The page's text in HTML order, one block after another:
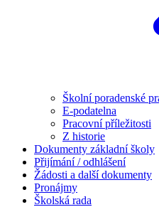
Školní poradenské
E-podatelna
Pracovní příležitosti
Z historie
Dokumenty základní školy
Přijímání / odhlášení
Žádosti a další dokumenty
Pronájmy
Školská rada